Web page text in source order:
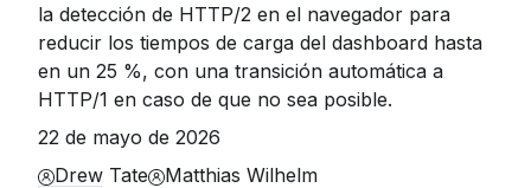
la detección de HTTP/2 en el navegador para
reducir los tiempos de carga del dashboard hasta
en un 25 %, con una transición automática a
HTTP/1 en caso de que no sea posible.
22 de mayo de 2026
Drew Tate
Matthias Wilhelm